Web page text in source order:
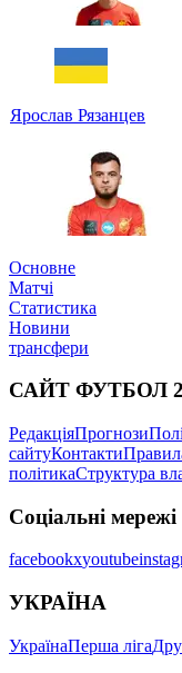
Ярослав Рязанцев
Основне
Матчі
Статистика
Новини
трансфери
САЙТ ФУТБОЛ
РедакціяПрогнози
сайтуКонтакти
політикаСтруктура
Соціальні мережі
facebookxyoutube
УКРАЇНА
УкраїнаПерша ліга